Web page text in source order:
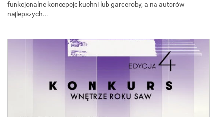
funkcjonalne koncepcje kuchni lub garderoby, a na autorów
najlepszych...